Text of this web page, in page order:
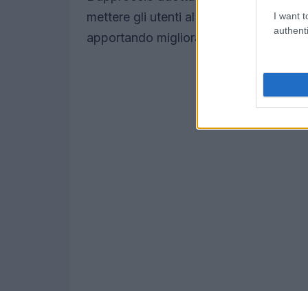
I want
mettere gli utenti al centro del
apportando miglioramenti in base alle